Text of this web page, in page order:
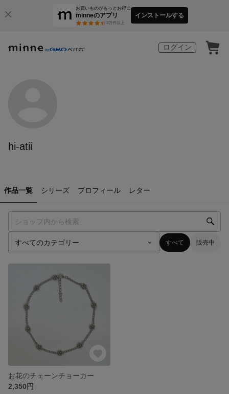
お買いものがもっとお得に
minneのアプリ
3万件以上
インストールする
ログイン
hi-atii
作品一覧 シリーズ プロフィール レター
すべて 販売中
お花のチェーンチョーカー
2,350円